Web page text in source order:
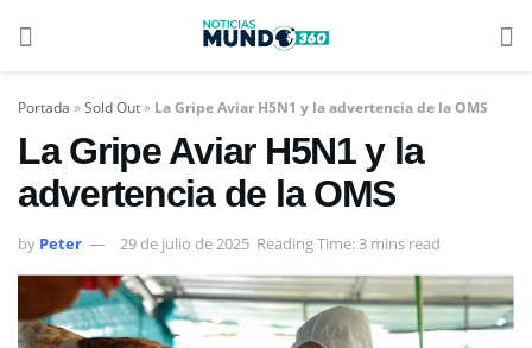
Portada »Sold Out» La Gripe Aviar H5N1 y la advertencia de la OMS
La Gripe Aviar H5N1 y la
advertencia de la OMS
by Peter 29 de julio de 2025 Reading Time: 3 mins read